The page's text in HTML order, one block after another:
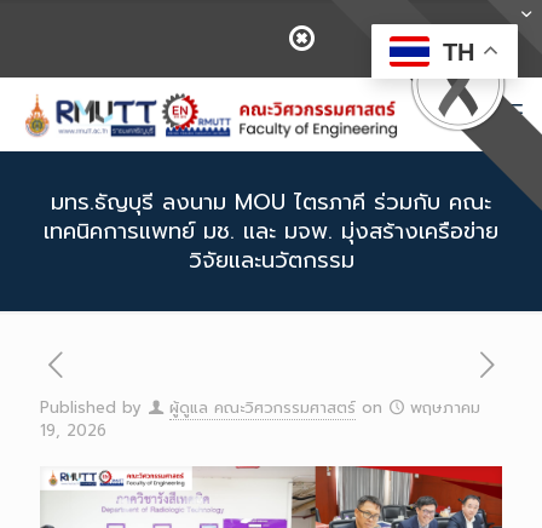
มทร.ธัญบุรี ลงนาม MOU ไตรภาคี ร่วมกับ คณะ
เทคนิคการแพทย์ มช. และ มจพ. มุ่งสร้างเครือข่าย
วิจัยและนวัตกรรม
Published by ผู้ดูแล คณะวิศวกรรมศาสตร์ on
พฤษภาคม
19, 2026
TH